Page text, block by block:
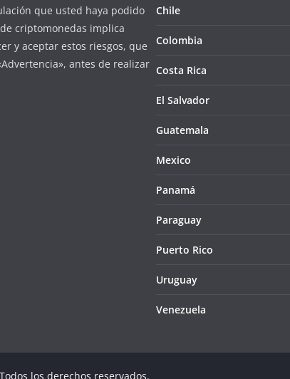
que usted haya podido
criptomonedas implica
y aceptar estos riesgos, que
antes de realizar
Chile
Colombia
Costa Rica
El Salvador
Guatemala
Mexico
Panamá
Paraguay
Puerto Rico
Uruguay
Venezuela
los derechos reservados.